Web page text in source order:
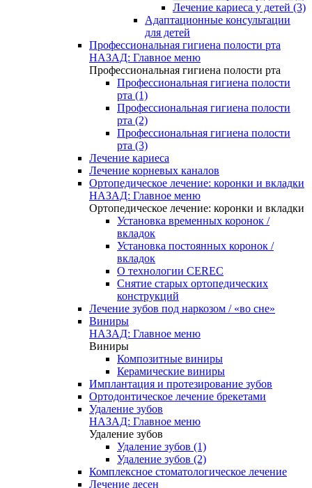
Лечение кариеса у детей (3)
Адаптационные консультации
для детей
Профессиональная гигиена полости рта
НАЗАД: Главное меню
Профессиональная гигиена полости рта
Профессиональная гигиена полости
рта (1)
Профессиональная гигиена полости
рта (2)
Профессиональная гигиена полости
рта (3)
Лечение кариеса
Лечение корневых каналов
Ортопедическое лечение: коронки и вкладки
НАЗАД: Главное меню
Ортопедическое лечение: коронки и вкладки
Установка временных коронок /
вкладок
Установка постоянных коронок /
вкладок
О технологии CEREC
Снятие старых ортопедических
конструкций
Лечение зубов под наркозом / «во сне»
Виниры
НАЗАД: Главное меню
Виниры
Композитные виниры
Керамические виниры
Имплантация и протезирование зубов
Ортодонтическое лечение брекетами
Удаление зубов
НАЗАД: Главное меню
Удаление зубов
Удаление зубов (1)
Удаление зубов (2)
Комплексное стоматологическое лечение
Лечение десен